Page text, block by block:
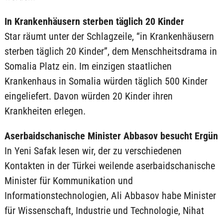
In Krankenhäusern sterben täglich 20 Kinder
Star räumt unter der Schlagzeile, “in Krankenhäusern
sterben täglich 20 Kinder”, dem Menschheitsdrama in
Somalia Platz ein. Im einzigen staatlichen
Krankenhaus in Somalia würden täglich 500 Kinder
eingeliefert. Davon würden 20 Kinder ihren
Krankheiten erlegen.
Aserbaidschanische Minister Abbasov besucht Ergün
In Yeni Safak lesen wir, der zu verschiedenen
Kontakten in der Türkei weilende aserbaidschanische
Minister für Kommunikation und
Informationstechnologien, Ali Abbasov habe Minister
für Wissenschaft, Industrie und Technologie, Nihat